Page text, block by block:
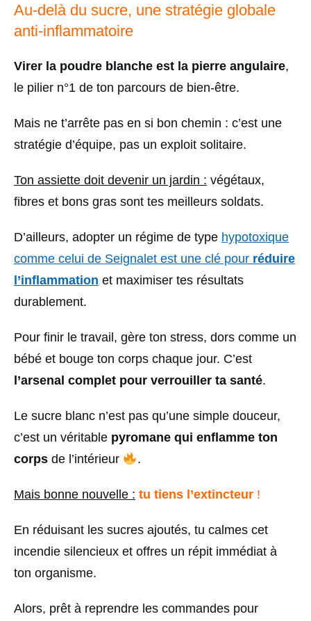
Au-delà du sucre, une stratégie globale
anti-inflammatoire
Virer la poudre blanche est la pierre angulaire,
le pilier n°1 de ton parcours de bien-être.
Mais ne t’arrête pas en si bon chemin : c’est une
stratégie d’équipe, pas un exploit solitaire.
Ton assiette doit devenir un jardin : végétaux,
fibres et bons gras sont tes meilleurs soldats.
D’ailleurs, adopter un régime de type hypotoxique
comme celui de Seignalet est une clé pour réduire
l’inflammation et maximiser tes résultats
durablement.
Pour finir le travail, gère ton stress, dors comme un
bébé et bouge ton corps chaque jour. C’est
l’arsenal complet pour verrouiller ta santé.
Le sucre blanc n’est pas qu’une simple douceur,
c’est un véritable pyromane qui enflamme ton
corps de l’intérieur .
Mais bonne nouvelle : tu tiens l’extincteur !
En réduisant les sucres ajoutés, tu calmes cet
incendie silencieux et offres un répit immédiat à
ton organisme.
Alors, prêt à reprendre les commandes pour